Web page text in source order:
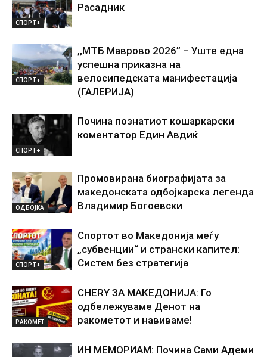
СПОРТ+
Расадник
СПОРТ+
,,МТБ Маврово 2026” – Уште една
успешна приказна на
велосипедската манифестација
(ГАЛЕРИЈА)
СПОРТ+
Почина познатиот кошаркарски
коментатор Един Авдиќ
ОДБОЈКА
Промовирана биографијата за
македонската одбојкарска легенда
Владимир Богоевски
СПОРТ+
Спортот во Македонија меѓу
„субвенции“ и странски капител:
Систем без стратегија
РАКОМЕТ
CHERY ЗА МАКЕДОНИЈА: Го
одбележуваме Денот на
ракометот и навиваме!
ИН МЕМОРИАМ: Почина Сами Адеми